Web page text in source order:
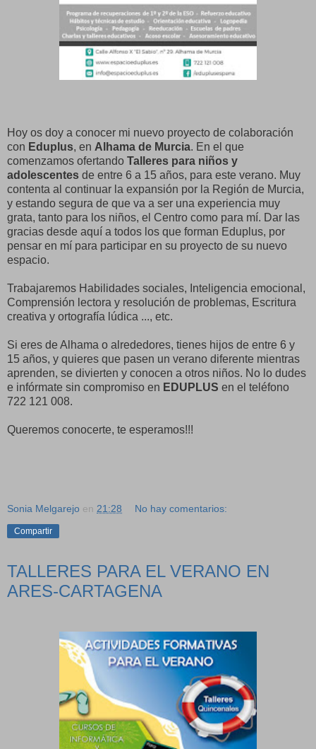
Hoy os doy a conocer mi nuevo proyecto de colaboración
con Eduplus, en Alhama de Murcia. En el que
comenzamos ofertando Talleres para niños y
adolescentes de entre 6 a 15 años, para este verano. Muy
contenta al continuar la expansión por la Región de Murcia,
y estando segura de que va a ser una experiencia muy
grata, tanto para los niños, el Centro como para mí. Dar las
gracias desde aquí a todos los que forman Eduplus, por
pensar en mí para participar en su proyecto de su nuevo
espacio.
Trabajaremos Habilidades sociales, Inteligencia emocional,
Comprensión lectora y resolución de problemas, Escritura
creativa y ortografía lúdica ..., etc.
Si eres de Alhama o alrededores, tienes hijos de entre 6 y
15 años, y quieres que pasen un verano diferente mientras
aprenden, se divierten y conocen a otros niños. No lo dudes
e infórmate sin compromiso en EDUPLUS en el teléfono
722 121 008.
Queremos conocerte, te esperamos!!!
Sonia Melgarejo en 21:28 No hay comentarios:
Compartir
TALLERES PARA EL VERANO EN
ARES-CARTAGENA